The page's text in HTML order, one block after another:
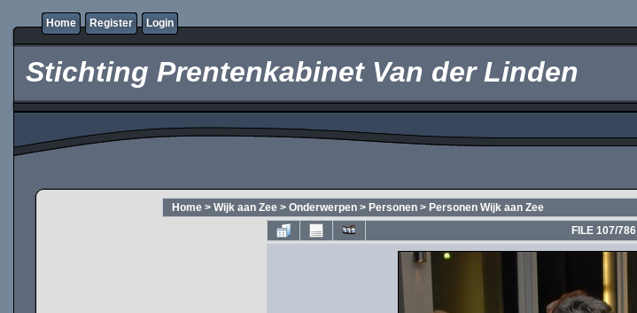
Home Register Login
Stichting Prentenkabinet Van der Linden
Home > Wijk aan Zee > Onderwerpen > Personen > Personen Wijk aan Zee
FILE 107/786